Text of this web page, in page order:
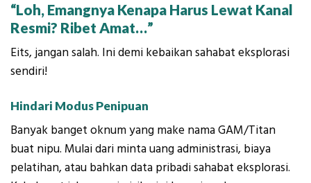
“Loh, Emangnya Kenapa Harus Lewat Kanal
Resmi? Ribet Amat…”
Eits, jangan salah. Ini demi kebaikan sahabat eksplorasi
sendiri!
Hindari Modus Penipuan
Banyak banget oknum yang make nama GAM/Titan
buat nipu. Mulai dari minta uang administrasi, biaya
pelatihan, atau bahkan data pribadi sahabat eksplorasi.